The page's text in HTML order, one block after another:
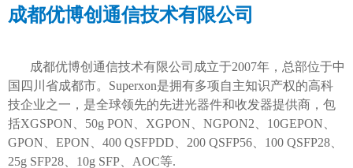
成都优博创通信技术有限公司
成都优博创通信技术有限公司成立于2007年，总部位于中
国四川省成都市。Superxon是拥有多项自主知识产权的高科
技企业之一，是全球领先的先进光器件和收发器提供商，包
括XGSPON、50g PON、XGPON、NGPON2、10GEPON、
GPON、EPON、400 QSFPDD、200 QSFP56、100 QSFP28、
25g SFP28、10g SFP、AOC等.